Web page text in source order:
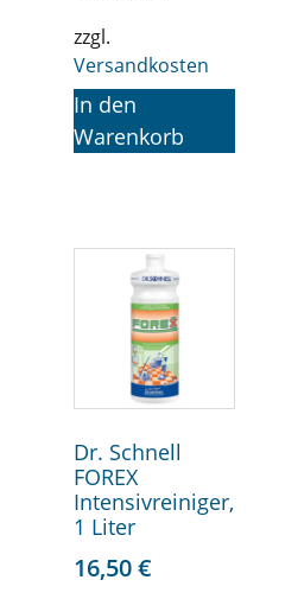
zzgl.
Versandkosten
In den
Warenkorb
Dr. Schnell
FOREX
Intensivreiniger,
1 Liter
16,50€